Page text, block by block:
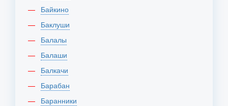
Байкино
Баклуши
Балалы
Балаши
Балкачи
Барабан
Баранники